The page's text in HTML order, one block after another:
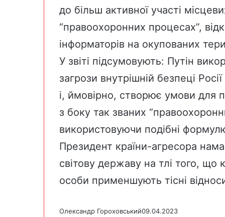
до більш активної участі
“правоохоронних процесах”,
інформаторів на окупованих
У звіті підсумовують: Путін
загрози внутрішній безпеці
і, ймовірно, створює умови для
з боку так званих
використовуючи подібні
Президент країни-агресора
світову державу на тлі того, що
особи применшують тісні
Олександр Гороховський09.04.2023